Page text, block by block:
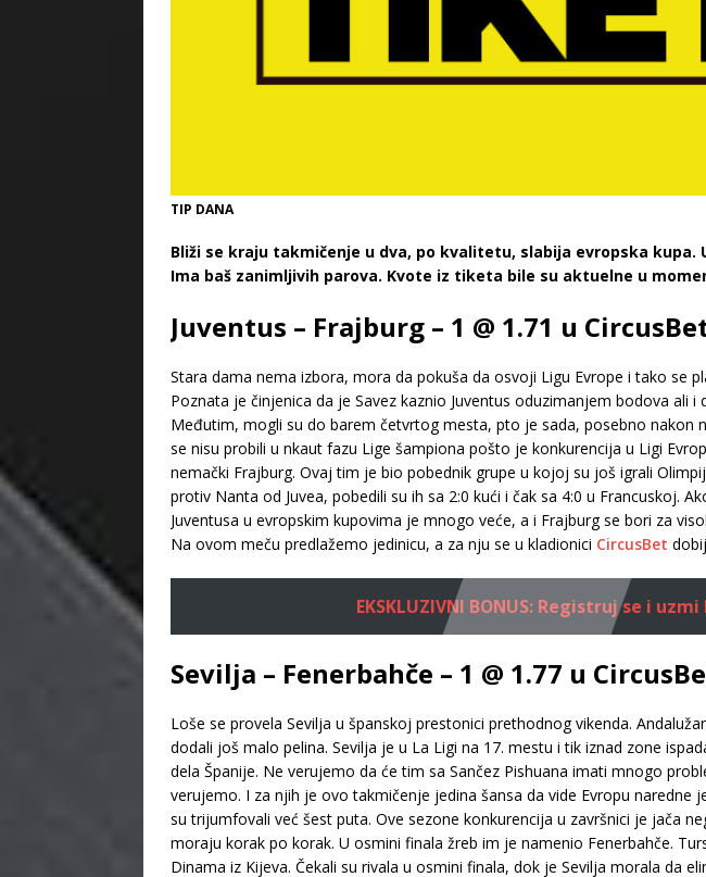
TIP DANA
Bliži se kraju takmičenje u dva, po kvalitetu, slabija evropska
Ima baš zanimljivih parova. Kvote iz tiketa bile su aktuelne u
Juventus – Frajburg – 1 @ 1.71 u
Stara dama nema izbora, mora da pokuša da osvoji Ligu Evrope i tako se
Poznata je činjenica da je Savez kaznio Juventus oduzimanjem bodova
Međutim, mogli su do barem četvrtog mesta, pto je sada, posebno nakon
se nisu probili u nkaut fazu Lige šampiona pošto je konkurencija u Ligi
nemački Frajburg. Ovaj tim je bio pobednik grupe u kojoj su još igrali
protiv Nanta od Juvea, pobedili su ih sa 2:0 kući i čak sa 4:0 u Francuskoj.
Juventusa u evropskim kupovima je mnogo veće, a i Frajburg se bori za
Na ovom meču predlažemo jedinicu, a za nju se u kladionici CircusBet
EKSKLUZIVNI BONUS: Registruj se i
Sevilja – Fenerbahče – 1 @ 1.77 u
Loše se provela Sevilja u španskoj prestonici prethodnog vikenda.
dodali još malo pelina. Sevilja je u La Ligi na 17. mestu i tik iznad zone
dela Španije. Ne verujemo da će tim sa Sančez Pishuana imati mnogo
verujemo. I za njih je ovo takmičenje jedina šansa da vide Evropu
su trijumfovali već šest puta. Ove sezone konkurencija u završnici je jača
moraju korak po korak. U osmini finala žreb im je namenio Fenerbahče.
Dinama iz Kijeva. Čekali su rivala u osmini finala, dok je Sevilja morala da